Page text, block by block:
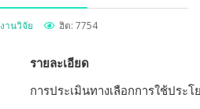
งานวิจัย ฮิต: 7754
รายละเอียด
การประเมินทางเลือกการใช้ปร